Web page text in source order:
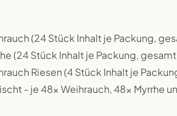
(24 Stück Inhalt je Packung,
(24 Stück Inhalt je Packung,
Riesen (4 Stück Inhalt je
- je 48x Weihrauch, 48x Myrrhe